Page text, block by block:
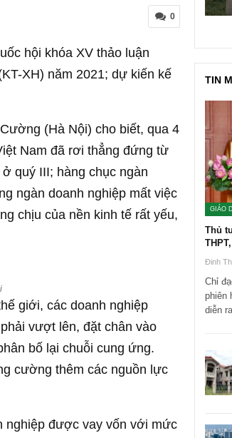
0
hội khóa XV thảo luận
XH) năm 2021; dự kiến kế
(Hà Nội) cho biết, qua 4
Nam đã rơi thẳng đứng từ
quý III; hàng chục ngàn
ngàn doanh nghiệp mất việc
chịu của nền kinh tế rất yếu,
giới, các doanh nghiệp
vượt lên, đặt chân vào
bố lại chuỗi cung ứng.
cường thêm các nguồn lực
nghiệp được vay vốn với mức
TIN
GIÁO
Thủ
Đinh
Chỉ
phiên
diễn